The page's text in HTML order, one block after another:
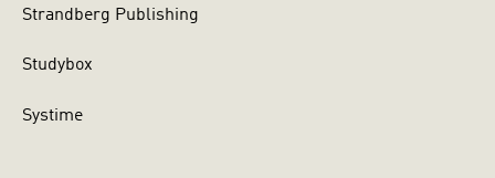
Strandberg Publishing
Studybox
Systime